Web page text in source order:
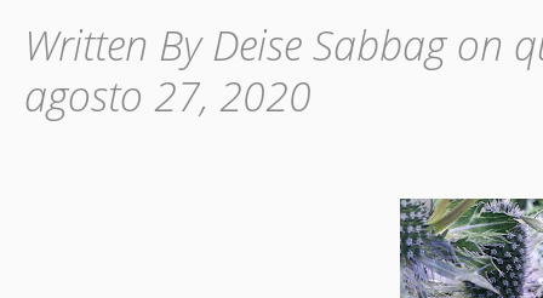
Written By Deise Sabbag
agosto 27, 2020